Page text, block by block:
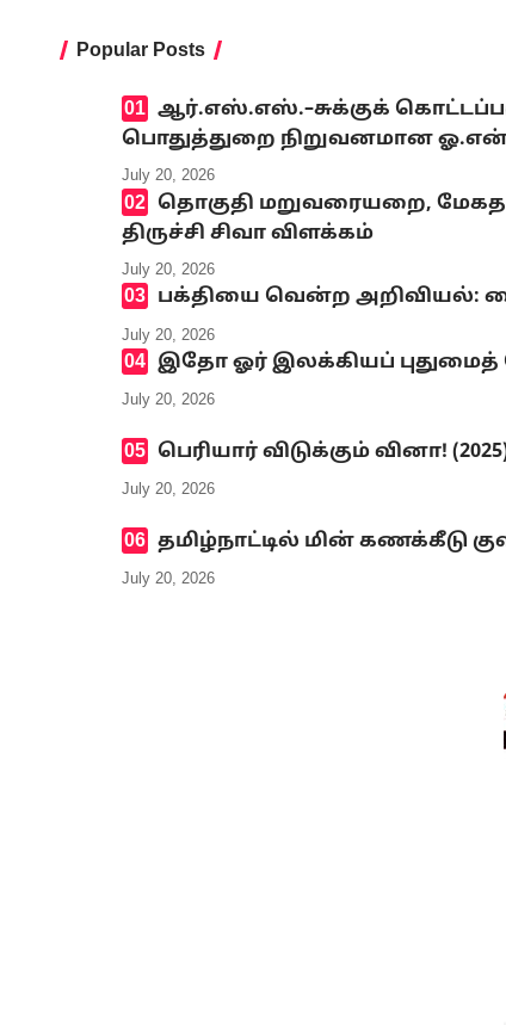
Popular Posts
ஆர்.எஸ்.எஸ்.–சுக்குக்
பொதுத்துறை நிறுவனமான
July 20, 2026
தொகுதி மறுவரையறை,
திருச்சி சிவா விளக்கம்
July 20, 2026
பக்தியை வென்ற அறிவியல்:
July 20, 2026
இதோ ஓர் இலக்கியப்
July 20, 2026
பெரியார் விடுக்கும் வினா!
July 20, 2026
தமிழ்நாட்டில் மின் கணக்கீடு
July 20, 2026